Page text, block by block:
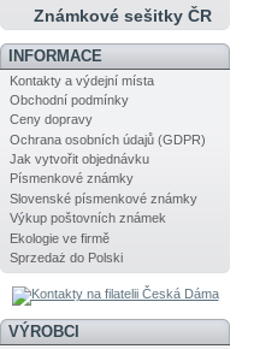
Známkové sešitky ČR
INFORMACE
Kontakty a výdejní místa
Obchodní podmínky
Ceny dopravy
Ochrana osobních údajů (GDPR)
Jak vytvořit objednávku
Písmenkové známky
Slovenské písmenkové známky
Výkup poštovních známek
Ekologie ve firmě
Sprzedaż do Polski
VÝROBCI